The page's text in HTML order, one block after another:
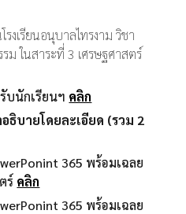
รงเรียนอนุบาลไทรงาม วิชา
ในสาระที่ 3 เศรษฐศาสตร์
บนักเรียนฯ คลิก
ธิบายโดยละเอียด (รวม 2
365 พร้อมเฉลย
ร์ คลิก
365 พร้อมเฉลย